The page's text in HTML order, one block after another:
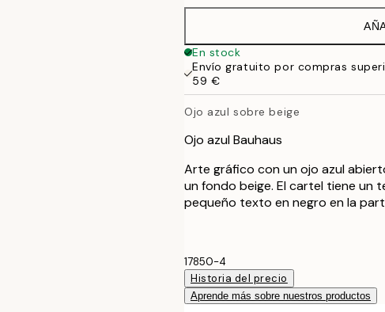
En stock
Envío gratuito por compras
59 €
Ojo azul sobre beige
Ojo azul Bauhaus
Arte gráfico con un ojo azul
un fondo beige. El cartel tiene un
pequeño texto en negro en la
17850-4
Historia del precio
Aprende más sobre nuestros productos